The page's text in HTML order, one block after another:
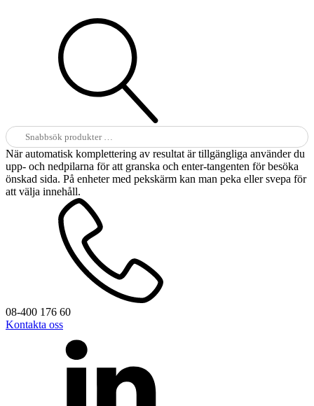
Sök
efter:
När automatisk komplettering av resultat är tillgängliga använder du
upp- och nedpilarna för att granska och enter-tangenten för besöka
önskad sida. På enheter med pekskärm kan man peka eller svepa för
att välja innehåll.
08-400 176 60
Kontakta oss